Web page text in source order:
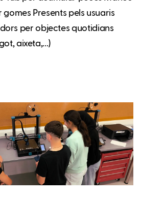
gomes Presents pels usuaris
per objectes quotidians
aixeta,...)